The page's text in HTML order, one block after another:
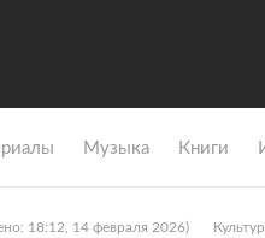
Музыка Книги
18:12, 14 февраля 2026)